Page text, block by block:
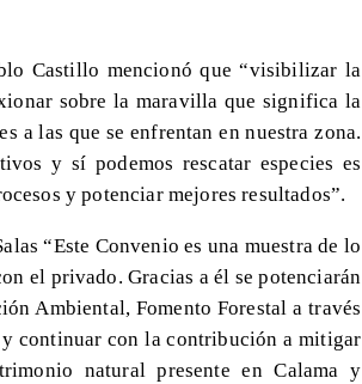
Castillo mencionó que “visibilizar la
sobre la maravilla que significa la
a las que se enfrentan en nuestra zona.
y sí podemos rescatar especies es
y potenciar mejores resultados”.
“Este Convenio es una muestra de lo
el privado. Gracias a él se potenciarán
Ambiental, Fomento Forestal a través
continuar con la contribución a mitigar
natural presente en Calama y